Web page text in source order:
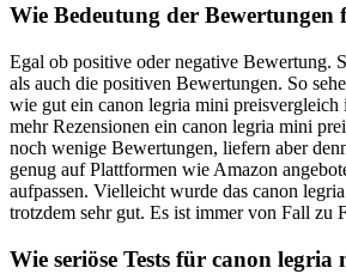
Wie Bedeutung der
Egal ob positive oder negative Bewertung.
als auch die positiven Bewertungen. So
wie gut ein canon legria mini preisvergleich
mehr Rezensionen ein canon legria mini
noch wenige Bewertungen, liefern aber
genug auf Plattformen wie Amazon
aufpassen. Vielleicht wurde das canon
trotzdem sehr gut. Es ist immer von Fall zu
Wie seriöse Tests für canon